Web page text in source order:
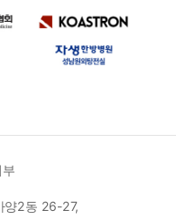
(동일 학회의 보수교육 점수는
임상초보도 쉽게 접근할 수
기봉 원장(수목한의원)15:30
: 2026.07.12.(일)
양2동 26-27,